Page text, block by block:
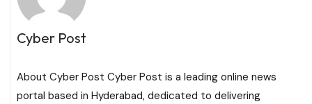
Cyber Post
About Cyber Post Cyber Post is a leading online news
portal based in Hyderabad, dedicated to delivering